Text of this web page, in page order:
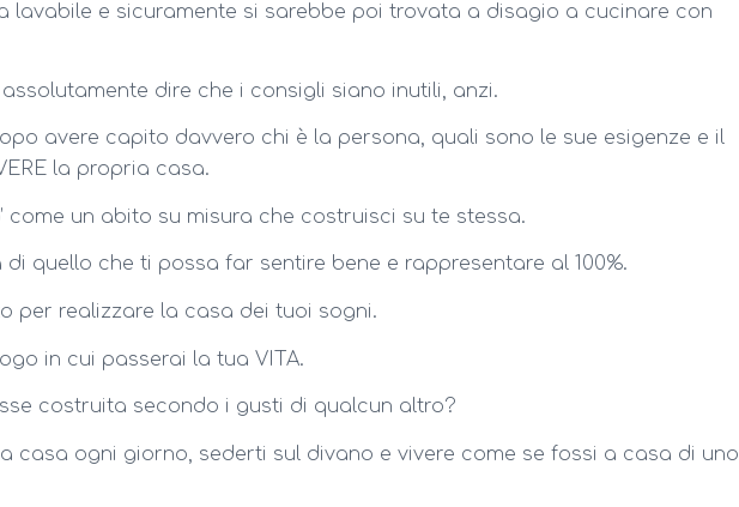
lavabile e sicuramente si sarebbe poi trovata a disagio a cucinare con
dire che i consigli siano inutili, anzi.
avere capito davvero chi è la persona, quali sono le sue esigenze e il
la propria casa.
come un abito su misura che costruisci su te stessa.
quello che ti possa far sentire bene e rappresentare al 100%.
per realizzare la casa dei tuoi sogni.
in cui passerai la tua VITA.
costruita secondo i gusti di qualcun altro?
casa ogni giorno, sederti sul divano e vivere come se fossi a casa di uno